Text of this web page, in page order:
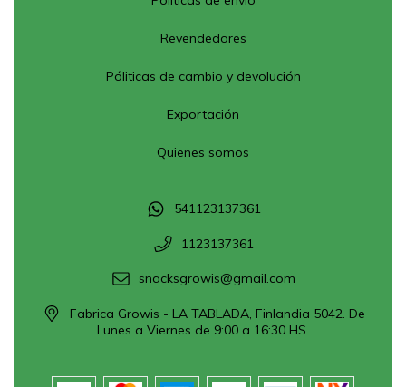
Revendedores
Póliticas de cambio y devolución
Exportación
Quienes somos
541123137361
1123137361
snacksgrowis@gmail.com
Fabrica Growis - LA TABLADA, Finlandia 5042. De
Lunes a Viernes de 9:00 a 16:30 HS.